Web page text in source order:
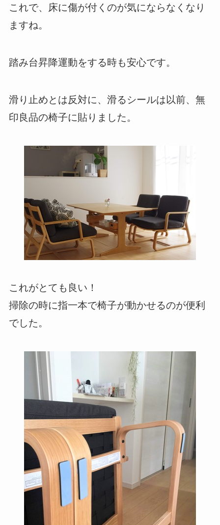
これで、床に傷が付くのが気にならなくなり
ますね。
踏み台昇降運動をする時も安心です。
滑り止めとは反対に、滑るシールは以前、無
印良品の椅子に貼りました。
これがとても良い！
掃除の時に指一本で椅子が動かせるのが便利
でした。